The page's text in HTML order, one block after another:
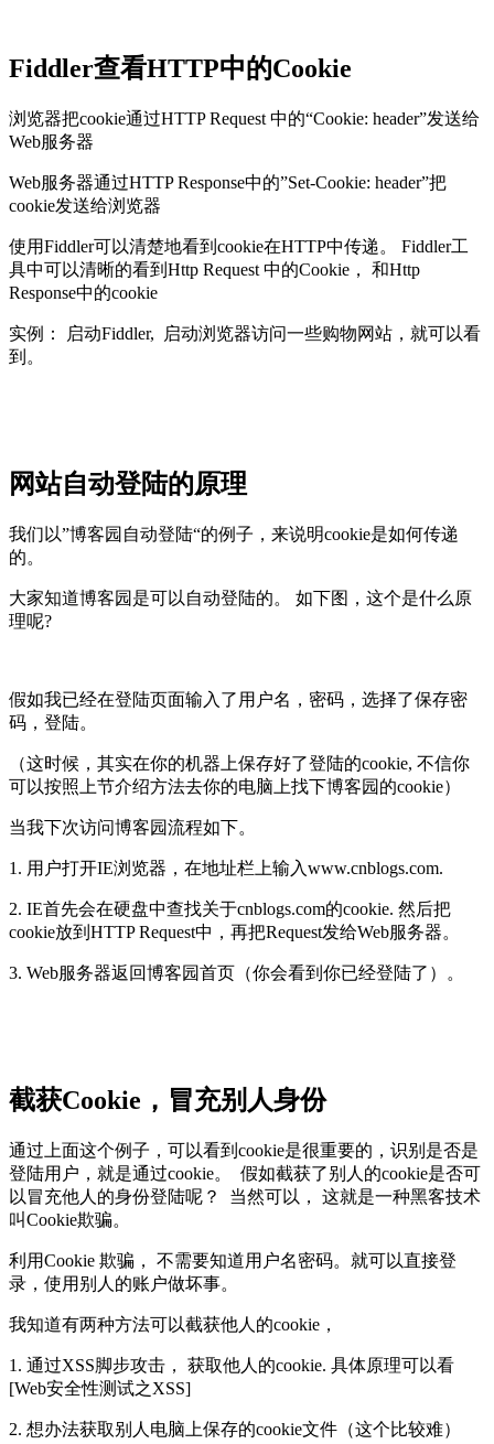
Fiddler查看HTTP中的Cookie
浏览器把cookie通过HTTP Request 中的“Cookie: header”发送给
Web服务器
Web服务器通过HTTP Response中的”Set-Cookie: header”把
cookie发送给浏览器
使用Fiddler可以清楚地看到cookie在HTTP中传递。 Fiddler工
具中可以清晰的看到Http Request 中的Cookie， 和Http
Response中的cookie
实例： 启动Fiddler, 启动浏览器访问一些购物网站，就可以看
到。
网站自动登陆的原理
我们以”博客园自动登陆“的例子，来说明cookie是如何传递
的。
大家知道博客园是可以自动登陆的。 如下图，这个是什么原
理呢?
假如我已经在登陆页面输入了用户名，密码，选择了保存密
码，登陆。
（这时候，其实在你的机器上保存好了登陆的cookie, 不信你
可以按照上节介绍方法去你的电脑上找下博客园的cookie）
当我下次访问博客园流程如下。
1. 用户打开IE浏览器，在地址栏上输入www.cnblogs.com.
2. IE首先会在硬盘中查找关于cnblogs.com的cookie. 然后把
cookie放到HTTP Request中，再把Request发给Web服务器。
3. Web服务器返回博客园首页（你会看到你已经登陆了）。
截获Cookie，冒充别人身份
通过上面这个例子，可以看到cookie是很重要的，识别是否是
登陆用户，就是通过cookie。 假如截获了别人的cookie是否可
以冒充他人的身份登陆呢？ 当然可以， 这就是一种黑客技术
叫Cookie欺骗。
利用Cookie 欺骗， 不需要知道用户名密码。就可以直接登
录，使用别人的账户做坏事。
我知道有两种方法可以截获他人的cookie，
1. 通过XSS脚步攻击， 获取他人的cookie. 具体原理可以看
[Web安全性测试之XSS]
2. 想办法获取别人电脑上保存的cookie文件（这个比较难）